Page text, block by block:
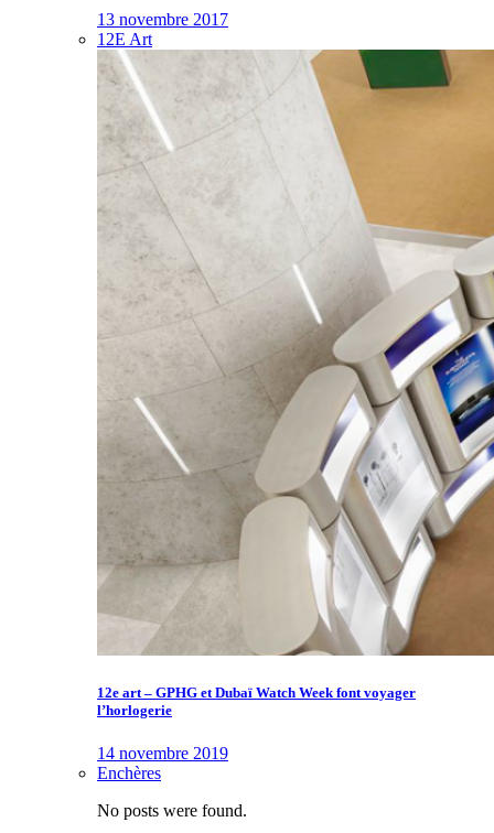
13 novembre 2017
12E Art
12e art – GPHG et Dubaï Watch Week font voyager
l’horlogerie
14 novembre 2019
Enchères
No posts were found.